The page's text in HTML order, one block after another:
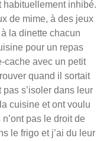
habituellement inhibé.
de mime, à des jeux
la dinette chacun
pour un repas
cache avec un petit
quand il sortait
s’isoler dans leur
cuisine et ont voulu
pas le droit de
le frigo et j’ai du leur